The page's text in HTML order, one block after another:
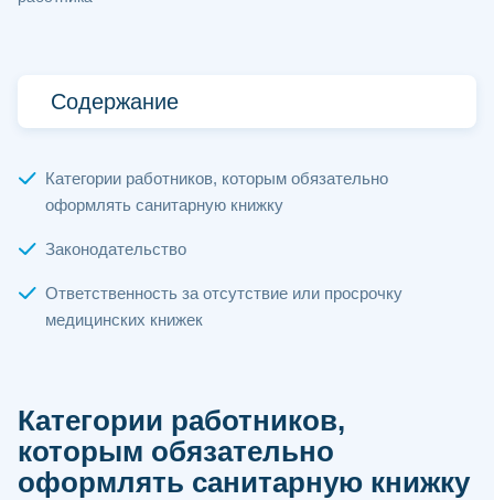
Содержание
Категории работников, которым обязательно
оформлять санитарную книжку
Законодательство
Ответственность за отсутствие или просрочку
медицинских книжек
Категории работников,
которым обязательно
оформлять санитарную книжку